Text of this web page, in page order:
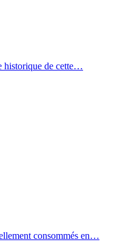
historique de cette…
consommés en…